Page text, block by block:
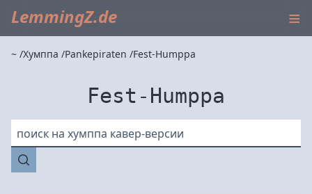
LemmingZ.de ≡
~ Хумппа Pankepiraten Fest-Humppa
Fest-Humppa
поиск на хумппа кавер-версии